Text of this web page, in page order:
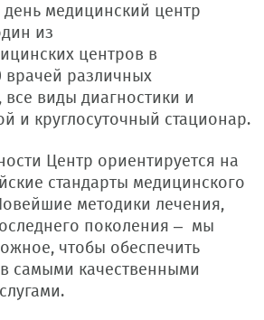
медицинский центр
из
центров в
врачей различных
все виды диагностики и
и круглосуточный стационар.
Центр ориентируется на
стандарты медицинского
методики лечения,
поколения – мы
чтобы обеспечить
самыми качественными